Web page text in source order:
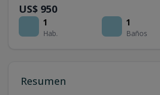
US$ 950
1
Hab.
1
Baños
Resumen